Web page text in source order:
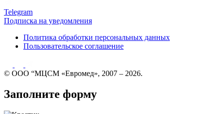
Telegram
Подписка на уведомления
Политика обработки персональных данных
Пользовательское соглашение
© ООО “МЦСМ «Евромед», 2007 – 2026.
Заполните форму